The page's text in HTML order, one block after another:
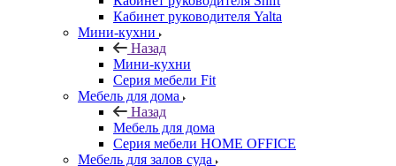
Кабинет руководителя Yalta
Мини-кухни
Назад
Мини-кухни
Серия мебели Fit
Мебель для дома
Назад
Мебель для дома
Серия мебели HOME OFFICE
Мебель для залов суда